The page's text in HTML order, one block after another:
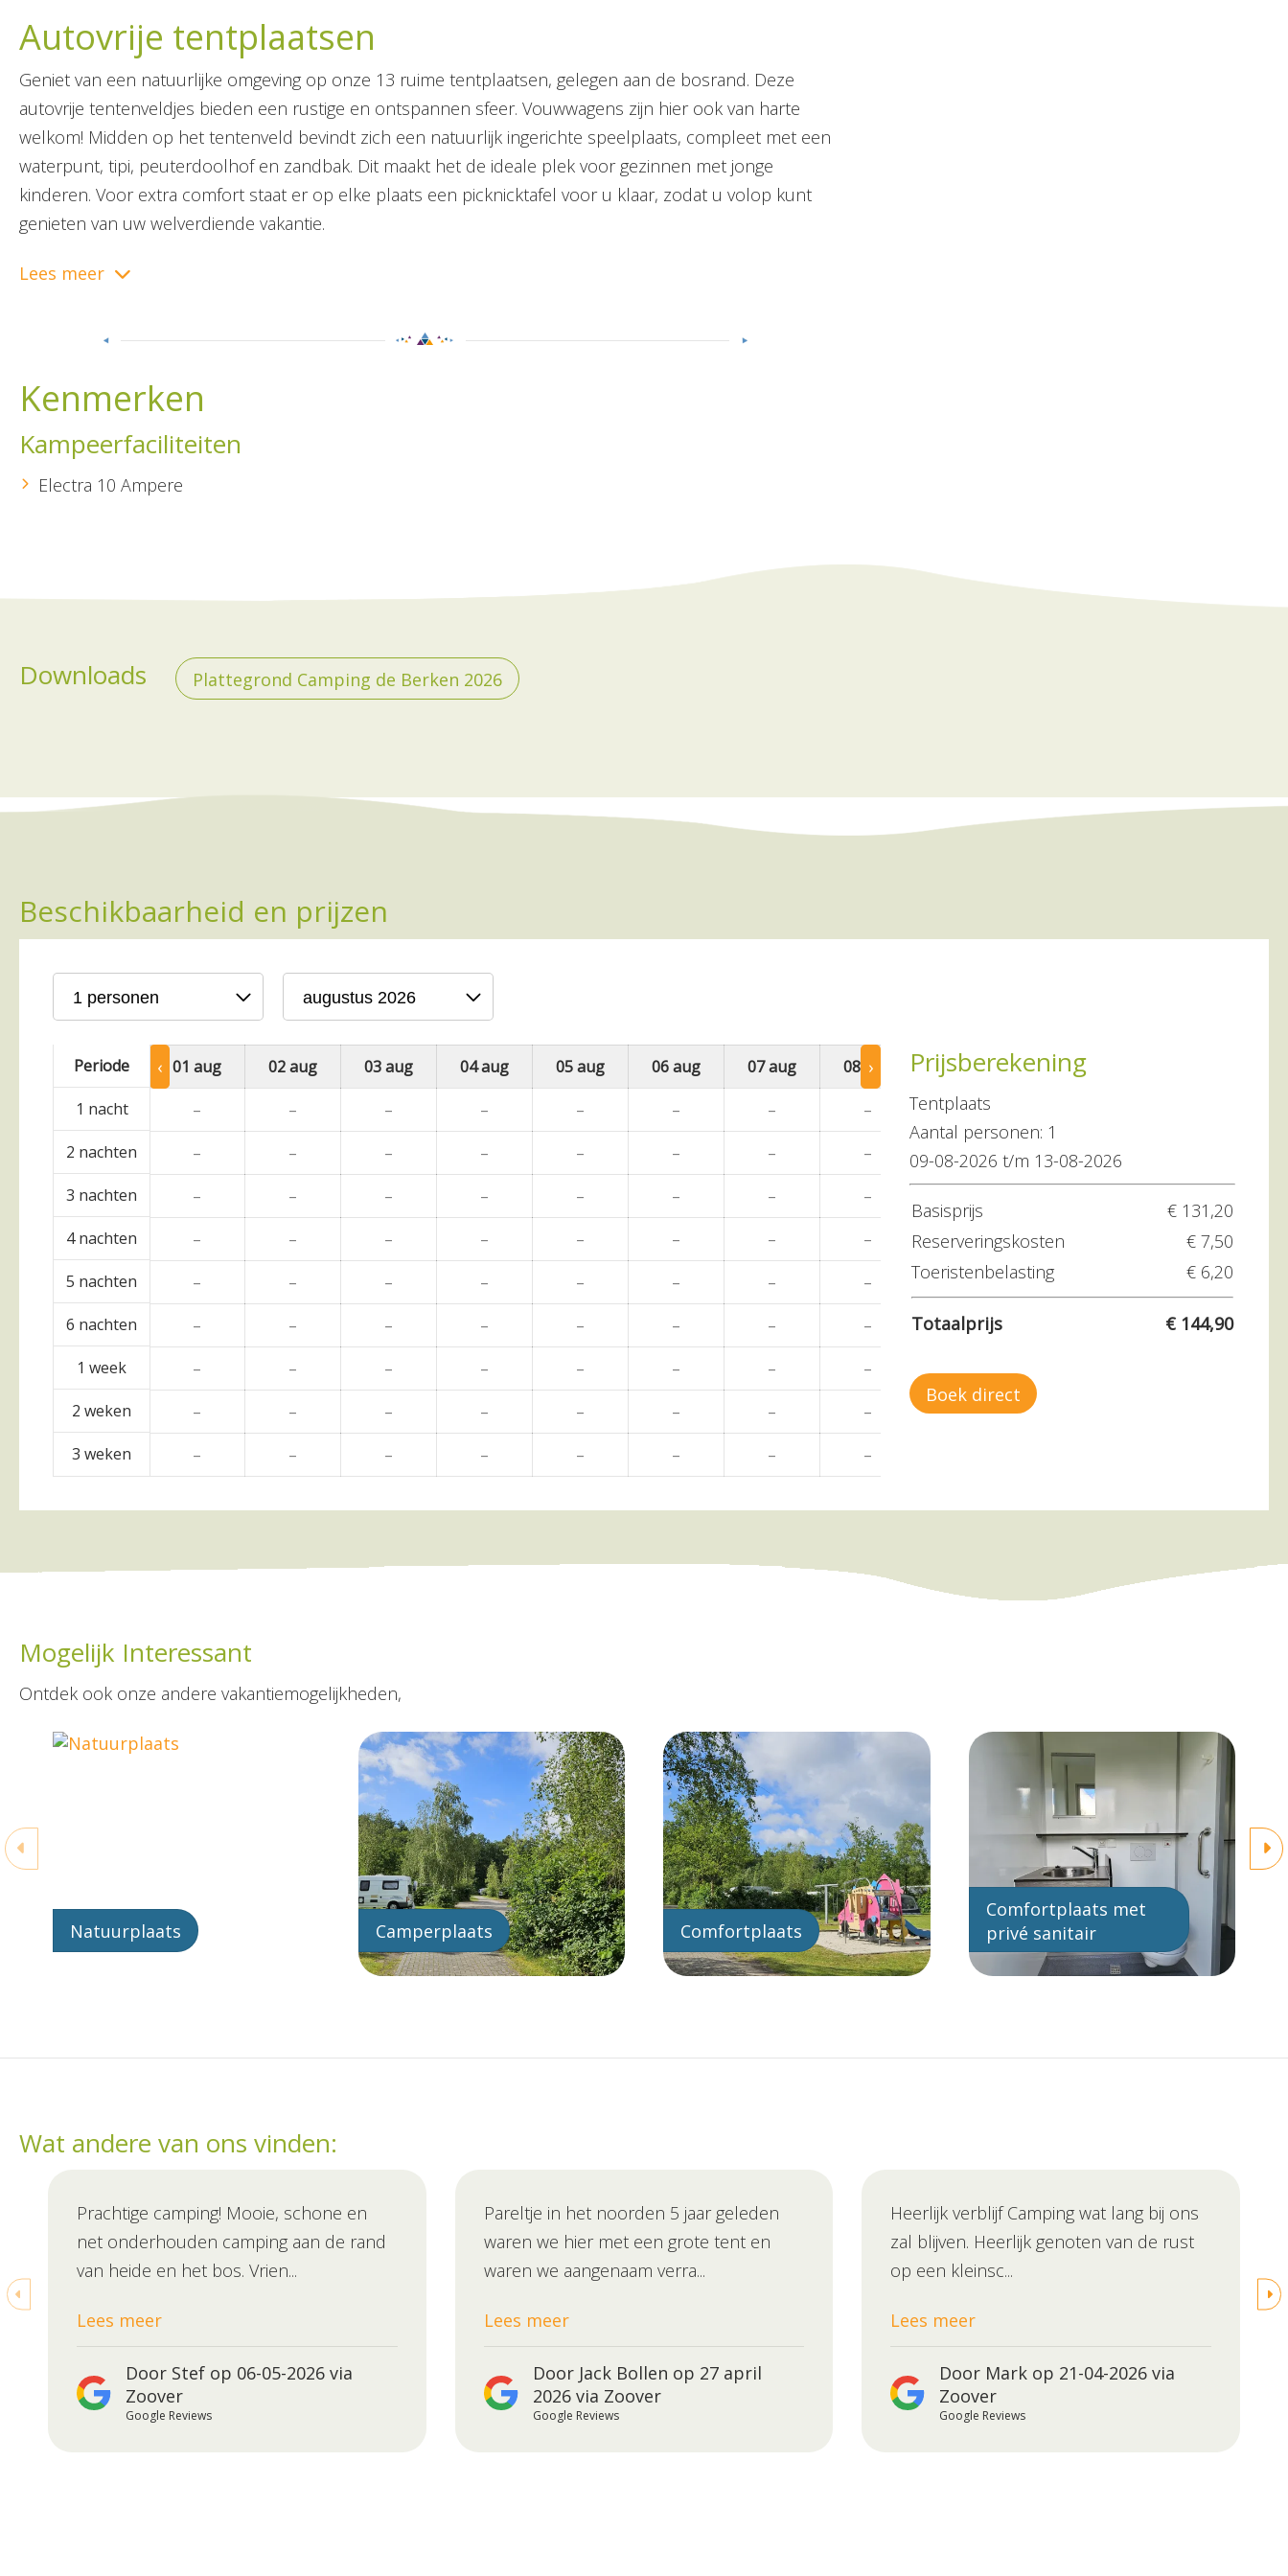
Autovrije tentplaatsen
Geniet van een natuurlijke omgeving op onze 13 ruime tentplaatsen, gelegen aan de bosrand. Deze
autovrije tentenveldjes bieden een rustige en ontspannen sfeer. Vouwwagens zijn hier ook van harte
welkom! Midden op het tentenveld bevindt zich een natuurlijk ingerichte speelplaats, compleet met een
waterpunt, tipi, peuterdoolhof en zandbak. Dit maakt het de ideale plek voor gezinnen met jonge
kinderen. Voor extra comfort staat er op elke plaats een picknicktafel voor u klaar, zodat u volop kunt
genieten van uw welverdiende vakantie.
Lees meer
Kenmerken
Kampeerfaciliteiten
Electra 10 Ampere
Downloads Plattegrond Camping de Berken 2026
Beschikbaarheid en prijzen
‹ ›
Periode
31 jul. 01 aug 02 aug 03 aug 04 aug 05 aug 06 aug 07 aug 08 aug 09 aug 10 aug
1 nacht
– – – – – – – – –
2 nachten
– – – – – – – – – –
3 nachten
– – – – – – – –
4 nachten
– – – – – – – – € 144.90 € 144.90
€ 144.90
5 nachten
– – – – – – – – € 179.25 € 179.25
€ 179.25
6 nachten
– – – – – – – – € 213.60 € 213.60
€ 213.60
1 week
– – – – – – – – € 247.95
2 weken
– – – – – – – – € 488.40 € 488.40
3 weken
– – – – – – – –
Prijsberekening
Tentplaats
Aantal personen: 1
09-08-2026 t/m 13-08-2026
Basisprijs
€ 131,20
Reserveringskosten
€ 7,50
Toeristenbelasting
€ 6,20
Totaalprijs € 144,90
Boek direct
Mogelijk Interessant
Ontdek ook onze andere vakantiemogelijkheden,
Natuurplaats Camperplaats Comfortplaats
Comfortplaats met
privé sanitair
Wat andere van ons vinden:
Prachtige camping! Mooie, schone en
net onderhouden camping aan de rand
van heide en het bos. Vrien...
Lees meer
Door Stef op 06-05-2026 via
Zoover
Google Reviews
Pareltje in het noorden 5 jaar geleden
waren we hier met een grote tent en
waren we aangenaam verra...
Lees meer
Door Jack Bollen op 27 april
2026 via Zoover
Google Reviews
Heerlijk verblijf Camping wat lang bij ons
zal blijven. Heerlijk genoten van de rust
op een kleinsc...
Lees meer
Door Mark op 21-04-2026 via
Zoover
Google Reviews